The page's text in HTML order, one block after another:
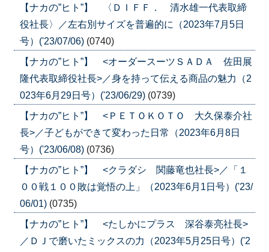
【ナカの”ヒト”】 〈ＤＩＦＦ． 清水雄一代表取締
役社長〉／左右別サイズを普遍的に（2023年7月5日
号）('23/07/06) (0740)
【ナカの”ヒト”】 <オーダースーツＳＡＤＡ 佐田展
隆代表取締役社長>／身を持って伝える商品の魅力（2
023年6月29日号）('23/06/29) (0739)
【ナカの”ヒト”】 <ＰＥＴＯＫＯＴＯ 大久保泰介社
長>／子どもができて変わった日常（2023年6月8日
号）('23/06/08) (0736)
【ナカの”ヒト”】 <クラダシ 関藤竜也社長>／「１
００戦１００敗は覚悟の上」（2023年6月1日号）('23/
06/01) (0735)
【ナカの”ヒト”】 <たしかにプラス 深谷泰亮社長>
／ＤＪで磨いたミックスの力（2023年5月25日号）('2